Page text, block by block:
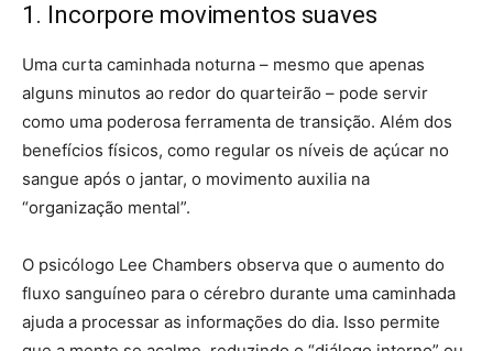
1. Incorpore movimentos suaves
Uma curta caminhada noturna – mesmo que apenas
alguns minutos ao redor do quarteirão – pode servir
como uma poderosa ferramenta de transição. Além dos
benefícios físicos, como regular os níveis de açúcar no
sangue após o jantar, o movimento auxilia na
“organização mental”.
O psicólogo Lee Chambers observa que o aumento do
fluxo sanguíneo para o cérebro durante uma caminhada
ajuda a processar as informações do dia. Isso permite